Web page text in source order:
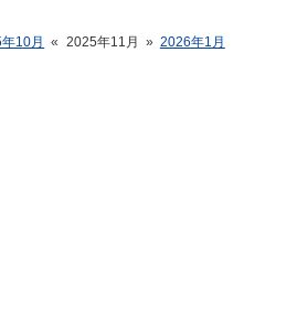
10月 « 2025年11月 » 2026年1月